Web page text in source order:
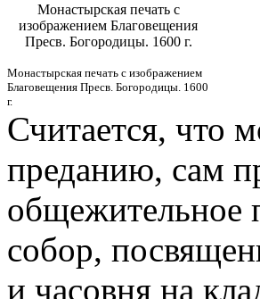
Монастырская печать с
изображением Благовещения
Пресв. Богородицы. 1600 г.
Монастырская печать с изображением
Благовещения Пресв. Богородицы. 1600
г.
Считается, что
преданию, сам
общежительное
собор,
и часовня на